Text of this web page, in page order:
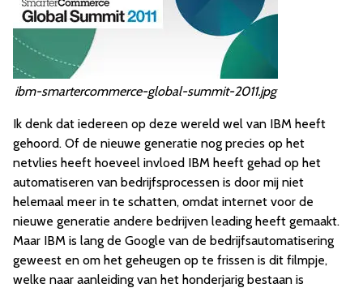
ibm-smartercommerce-global-summit-2011.jpg
Ik denk dat iedereen op deze wereld wel van IBM heeft
gehoord. Of de nieuwe generatie nog precies op het
netvlies heeft hoeveel invloed IBM heeft gehad op het
automatiseren van bedrijfsprocessen is door mij niet
helemaal meer in te schatten, omdat internet voor de
nieuwe generatie andere bedrijven leading heeft gemaakt.
Maar IBM is lang de Google van de bedrijfsautomatisering
geweest en om het geheugen op te frissen is dit filmpje,
welke naar aanleiding van het honderjarig bestaan is